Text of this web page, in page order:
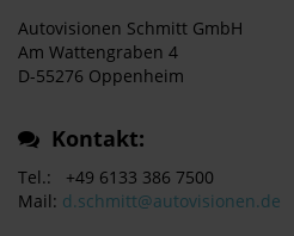
Autovisionen Schmitt GmbH
Am Wattengraben 4
D-55276 Oppenheim
Kontakt:
Tel.: +49 6133 386 7500
Mail: d.schmitt@autovisionen.de